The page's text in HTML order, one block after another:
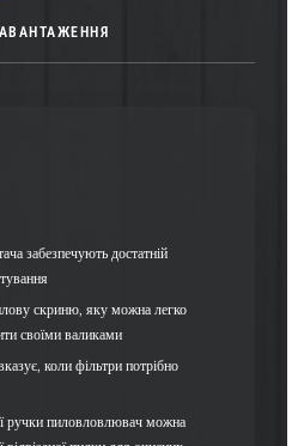
забезпечують достатній
скриню, яку можна легко
своїми валиками
коли фільтри потрібно
ручки пиловловлювач можна